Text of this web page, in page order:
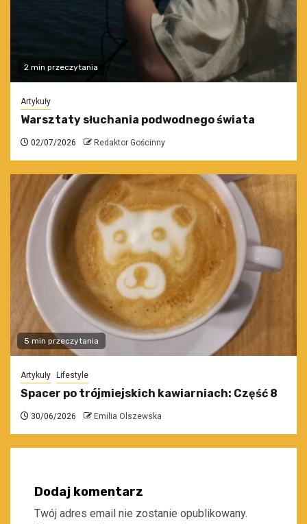
2 min przeczytania
Artykuły
Warsztaty słuchania podwodnego świata
02/07/2026 Redaktor Gościnny
5 min przeczytania
Artykuły Lifestyle
Spacer po trójmiejskich kawiarniach: Część 8
30/06/2026 Emilia Olszewska
Dodaj komentarz
Twój adres email nie zostanie opublikowany.